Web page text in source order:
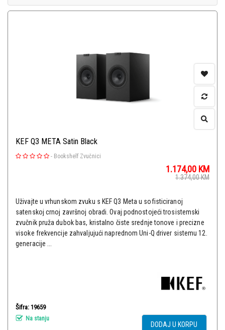
KEF Q3 META Satin Black
- Bookshelf Zvučnici
1.174,00 KM
1.374,00KM
Uživajte u vrhunskom zvuku s KEF Q3 Meta u sofisticiranoj
satenskoj crnoj završnoj obradi. Ovaj podnostojeći trosistemski
zvučnik pruža dubok bas, kristalno čiste srednje tonove i precizne
visoke frekvencije zahvaljujući naprednom Uni-Q driver sistemu 12.
generacije ...
Šifra: 19659
Na stanju
DODAJ U KORPU